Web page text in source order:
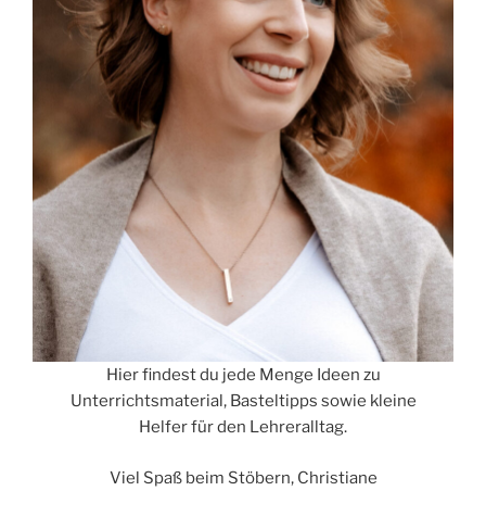
Hier findest du jede Menge Ideen zu
Unterrichtsmaterial, Basteltipps sowie kleine
Helfer für den Lehreralltag.
Viel Spaß beim Stöbern, Christiane